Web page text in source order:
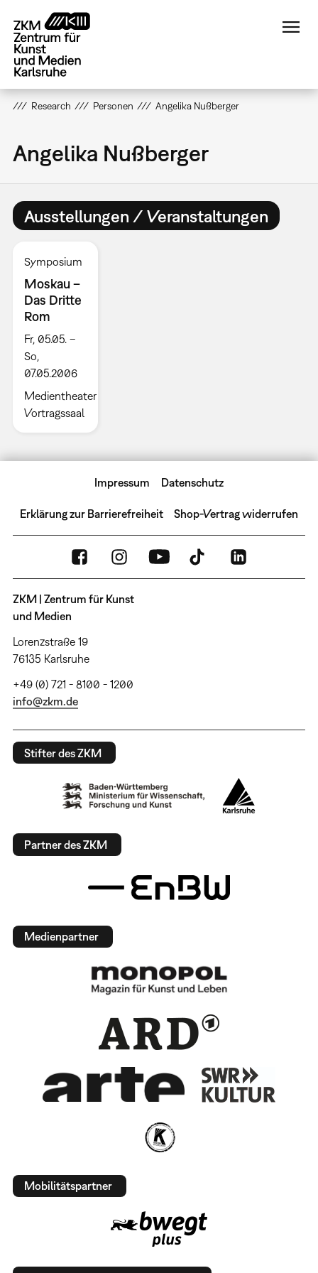
zum
Inhalt
Research Personen Angelika Nußberger
Angelika Nußberger
Ausstellungen / Veranstaltungen
Symposium
Moskau –
Das Dritte
Rom
Fr, 05.05. –
So,
07.05.2006
Medientheater
Vortragssaal
Impressum Datenschutz
Erklärung zur Barrierefreiheit Shop-Vertrag widerrufen
ZKM | Zentrum für Kunst
und Medien
Lorenzstraße 19
76135 Karlsruhe
+49 (0) 721 - 8100 - 1200
info@zkm.de
Stifter des ZKM
Partner des ZKM
Medienpartner
Mobilitätspartner